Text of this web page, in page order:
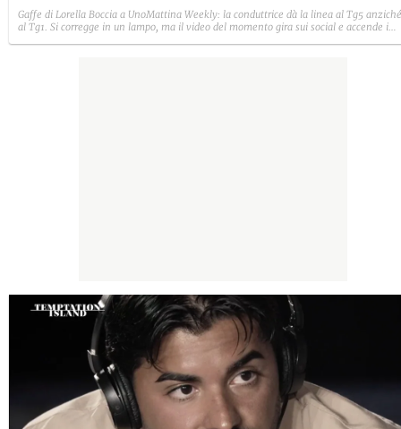
Gaffe di Lorella Boccia a UnoMattina Weekly: la conduttrice dà la linea al Tg5 anziché
al Tg1. Si corregge in un lampo, ma il video del momento gira sui social e accende i